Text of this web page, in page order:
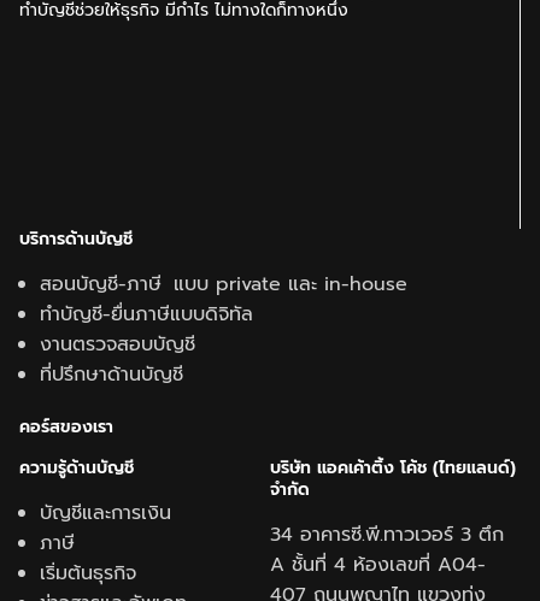
ทำบัญชีช่วยให้ธุรกิจ มีกำไร ไม่ทางใดก็ทางหนึ่ง
บริการด้านบัญชี
สอนบัญชี-ภาษี แบบ private และ in-house
ทำบัญชี-ยื่นภาษีแบบดิจิทัล
งานตรวจสอบบัญชี
ที่ปรึกษาด้านบัญชี
คอร์สของเรา
ความรู้ด้านบัญชี
บัญชีและการเงิน
ภาษี
เริ่มต้นธุรกิจ
บริษัท แอคเค้าติ้ง โค้ช (ไทยแลนด์)
จำกัด
34 อาคารซี.พี.ทาวเวอร์ 3 ตึก
A ชั้นที่ 4 ห้องเลขที่ A04-
407 ถนนพญาไท แขวงทุ่ง